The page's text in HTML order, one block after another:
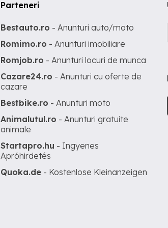
Parteneri
Bestauto.ro - Anunturi auto/moto
Romimo.ro - Anunturi imobiliare
Romjob.ro - Anunturi locuri de munca
Cazare24.ro - Anunturi cu oferte de
cazare
Bestbike.ro - Anunturi moto
Animalutul.ro - Anunturi gratuite
animale
Startapro.hu - Ingyenes
Apróhirdetés
Quoka.de - Kostenlose Kleinanzeigen